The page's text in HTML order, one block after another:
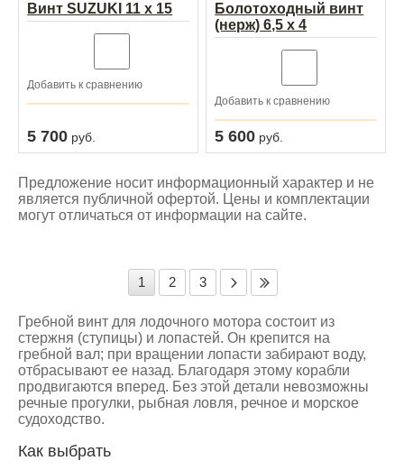
Винт SUZUKI 11 х 15
Добавить к сравнению
5 700 руб.
Болотоходный винт
(нерж) 6,5 х 4
Добавить к сравнению
5 600 руб.
Предложение носит информационный характер и не
является публичной офертой. Цены и комплектации
могут отличаться от информации на сайте.
1 2 3
Гребной винт для лодочного мотора состоит из
стержня (ступицы) и лопастей. Он крепится на
гребной вал; при вращении лопасти забирают воду,
отбрасывают ее назад. Благодаря этому корабли
продвигаются вперед. Без этой детали невозможны
речные прогулки, рыбная ловля, речное и морское
судоходство.
Как выбрать